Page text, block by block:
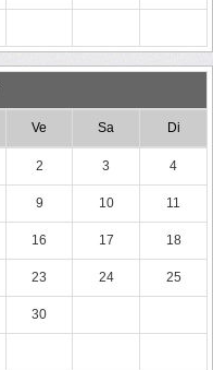
Ve Sa Di
2 3 4
9 10 11
16 17 18
23 24 25
30